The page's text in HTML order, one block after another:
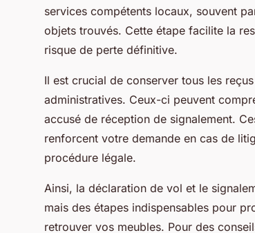
services compétents locaux, souvent
objets trouvés. Cette étape facilite la
risque de perte définitive.
Il est crucial de conserver tous les
administratives. Ceux-ci peuvent
accusé de réception de signalement.
renforcent votre demande en cas de
procédure légale.
Ainsi, la déclaration de vol et le
mais des étapes indispensables pour
retrouver vos meubles. Pour des